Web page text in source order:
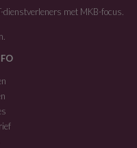
met MKB-focus.
.